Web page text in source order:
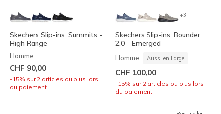
Skechers Slip-ins: Summits -
High Range
Homme
CHF 90,00
-15% sur 2 articles ou plus lors
du paiement.
+3
Skechers Slip-ins: Bounder
2.0 - Emerged
Homme Aussi en Large
CHF 100,00
-15% sur 2 articles ou plus lors
du paiement.